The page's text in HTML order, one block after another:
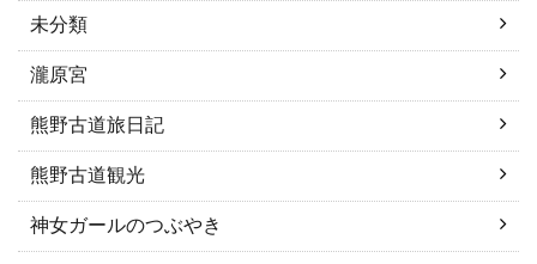
未分類
瀧原宮
熊野古道旅日記
熊野古道観光
神女ガールのつぶやき